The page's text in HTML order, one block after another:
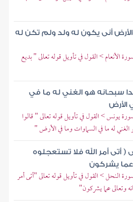
أنى يكون له ولد ولم تكن له
الأنعام > القول في تأويل قوله تعالى " بديع
سبحانه هو الغني له ما في
الأرض
يونس > القول في تأويل قوله تعالى " قالوا
الغني له ما في السماوات وما في الأرض "
( أتى أمر الله فلا تستعجلوه
يشركون
النحل > القول في تأويل قوله تعالى "أتى أمر
وتعالى عما يشركون"